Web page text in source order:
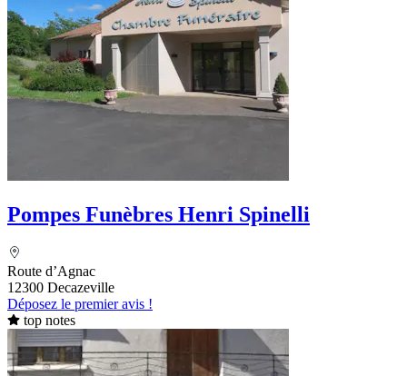
Pompes Funèbres Henri Spinelli
Route d’Agnac
12300 Decazeville
Déposez le premier avis !
top notes